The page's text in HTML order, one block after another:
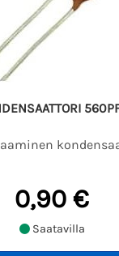
0,90 €
Saatavilla